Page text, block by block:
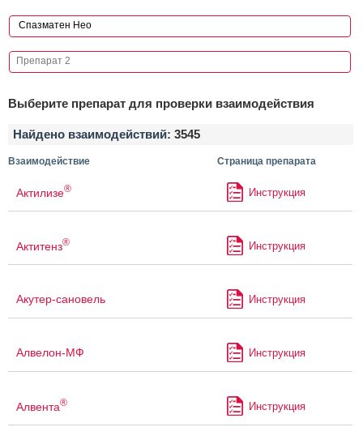
Выберите препарат для проверки взаимодействия
Найдено взаимодействий: 3545
Взаимодействие Страница препарата
Актилизе® Инструкция
Актитенз® Инструкция
Акутер-сановель Инструкция
Алвелон-МФ Инструкция
Алвента® Инструкция